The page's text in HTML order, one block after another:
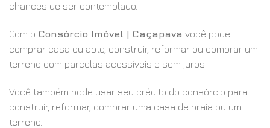
chances de ser contemplado.
Com o Consórcio Imóvel | Caçapava você pode:
comprar casa ou apto, construir, reformar ou comprar um
terreno com parcelas acessíveis e sem juros.
Você também pode usar seu crédito do consórcio para
construir, reformar, comprar uma casa de praia ou um
terreno.